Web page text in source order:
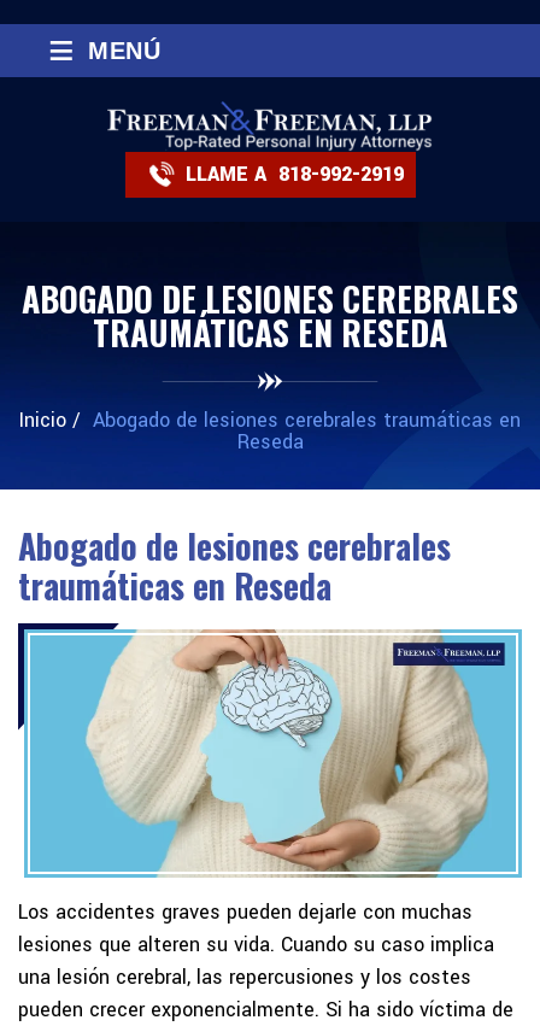
LLAME A 818-992-2919
≡ MENÚ
ABOGADO DE LESIONES CEREBRALES
TRAUMÁTICAS EN RESEDA
Inicio / Abogado de lesiones cerebrales traumáticas en
Reseda
Abogado de lesiones cerebrales
traumáticas en Reseda
Los accidentes graves pueden dejarle con muchas
lesiones que alteren su vida. Cuando su caso implica
una lesión cerebral, las repercusiones y los costes
pueden crecer exponencialmente. Si ha sido víctima de